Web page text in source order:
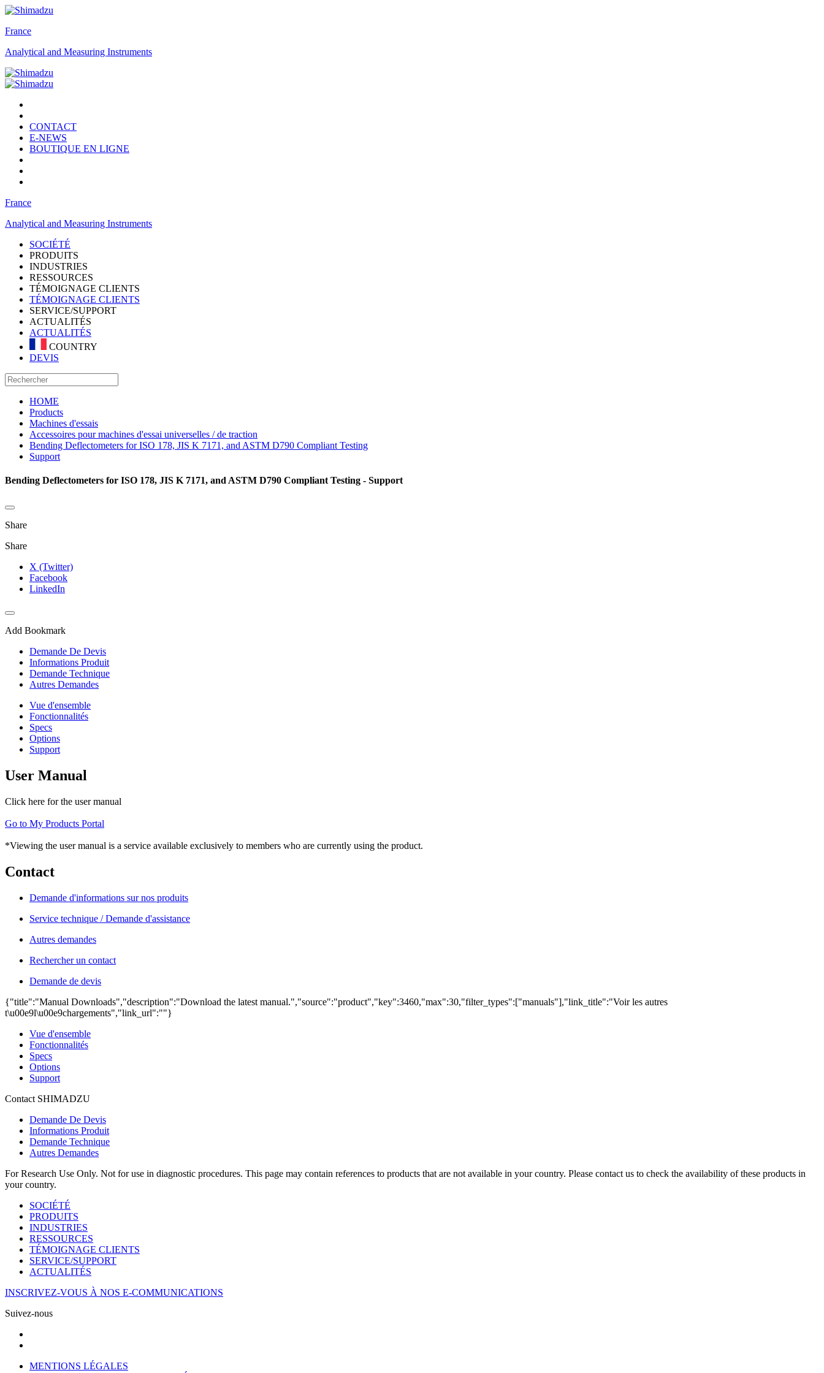
France
Analytical and Measuring Instruments
CONTACT
E-NEWS
BOUTIQUE EN LIGNE
France
Analytical and Measuring Instruments
SOCIÉTÉ
PRODUITS
INDUSTRIES
RESSOURCES
TÉMOIGNAGE CLIENTS
TÉMOIGNAGE CLIENTS
SERVICE/SUPPORT
ACTUALITÉS
ACTUALITÉS
COUNTRY
DEVIS
HOME
Products
Machines d'essais
Accessoires pour machines d'essai universelles / de traction
Bending Deflectometers for ISO 178, JIS K 7171, and ASTM D790 Compliant Testing
Support
Bending Deflectometers for ISO 178, JIS K 7171, and ASTM D790 Compliant Testing - Support
Share
Share
X (Twitter)
Facebook
LinkedIn
Add Bookmark
Demande De Devis
Informations Produit
Demande Technique
Autres Demandes
Vue d'ensemble
Fonctionnalités
Specs
Options
Support
User Manual
Click here for the user manual
Go to My Products Portal
*Viewing the user manual is a service available exclusively to members who are currently using the product.
Contact
Demande d'informations sur nos produits
Service technique / Demande d'assistance
Autres demandes
Rechercher un contact
Demande de devis
{"title":"Manual Downloads","description":"Download the latest manual.","source":"product","key":3460,"max":30,"filter_types":["manuals"],"link_title":"Voir les autres
t\u00e9l\u00e9chargements","link_url":""}
Vue d'ensemble
Fonctionnalités
Specs
Options
Support
Contact SHIMADZU
Demande De Devis
Informations Produit
Demande Technique
Autres Demandes
For Research Use Only. Not for use in diagnostic procedures. This page may contain references to products that are not available in your country. Please contact us to check the availability of these products in
your country.
SOCIÉTÉ
PRODUITS
INDUSTRIES
RESSOURCES
TÉMOIGNAGE CLIENTS
SERVICE/SUPPORT
ACTUALITÉS
INSCRIVEZ-VOUS À NOS E-COMMUNICATIONS
Suivez-nous
MENTIONS LÉGALES